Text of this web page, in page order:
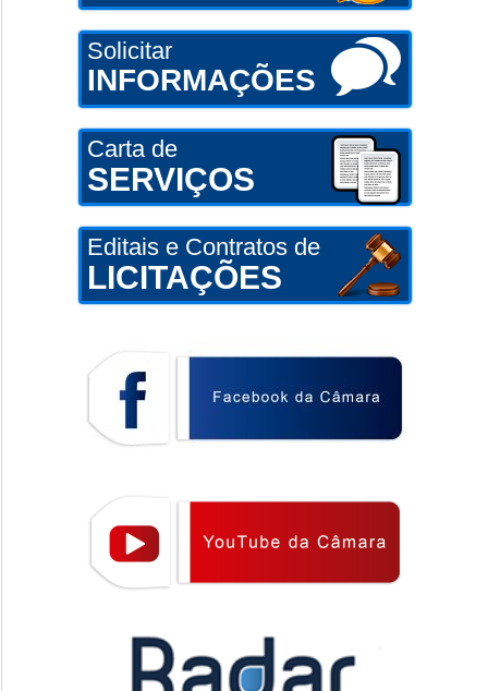
Solicitar
INFORMAÇÕES
Carta de
SERVIÇOS
Editais e Contratos de
LICITAÇÕES